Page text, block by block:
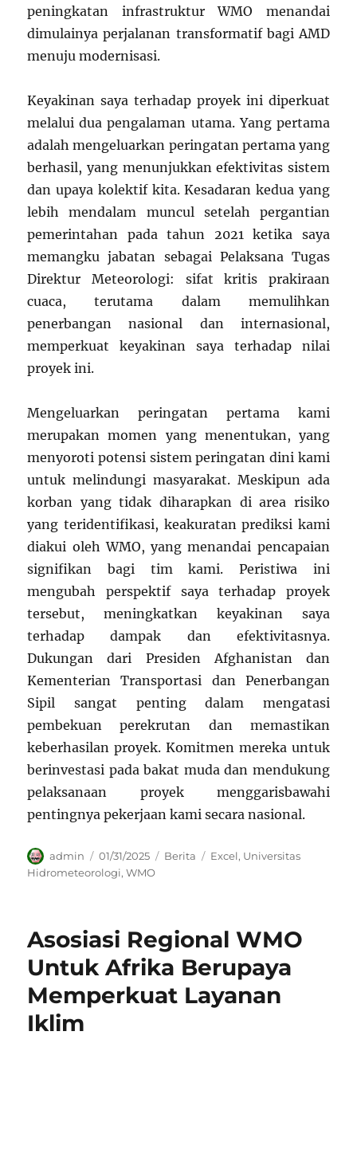
peningkatan infrastruktur WMO menandai
dimulainya perjalanan transformatif bagi AMD
menuju modernisasi.
Keyakinan saya terhadap proyek ini diperkuat
melalui dua pengalaman utama. Yang pertama
adalah mengeluarkan peringatan pertama yang
berhasil, yang menunjukkan efektivitas sistem
dan upaya kolektif kita. Kesadaran kedua yang
lebih mendalam muncul setelah pergantian
pemerintahan pada tahun 2021 ketika saya
memangku jabatan sebagai Pelaksana Tugas
Direktur Meteorologi: sifat kritis prakiraan
cuaca, terutama dalam memulihkan
penerbangan nasional dan internasional,
memperkuat keyakinan saya terhadap nilai
proyek ini.
Mengeluarkan peringatan pertama kami
merupakan momen yang menentukan, yang
menyoroti potensi sistem peringatan dini kami
untuk melindungi masyarakat. Meskipun ada
korban yang tidak diharapkan di area risiko
yang teridentifikasi, keakuratan prediksi kami
diakui oleh WMO, yang menandai pencapaian
signifikan bagi tim kami. Peristiwa ini
mengubah perspektif saya terhadap proyek
tersebut, meningkatkan keyakinan saya
terhadap dampak dan efektivitasnya.
Dukungan dari Presiden Afghanistan dan
Kementerian Transportasi dan Penerbangan
Sipil sangat penting dalam mengatasi
pembekuan perekrutan dan memastikan
keberhasilan proyek. Komitmen mereka untuk
berinvestasi pada bakat muda dan mendukung
pelaksanaan proyek menggarisbawahi
pentingnya pekerjaan kami secara nasional.
Author
admin
Posted
on
01/31/2025 Categories
Berita Tags
Excel, Universitas
Hidrometeorologi,WMO
Asosiasi Regional WMO
Untuk Afrika Berupaya
Memperkuat Layanan
Iklim